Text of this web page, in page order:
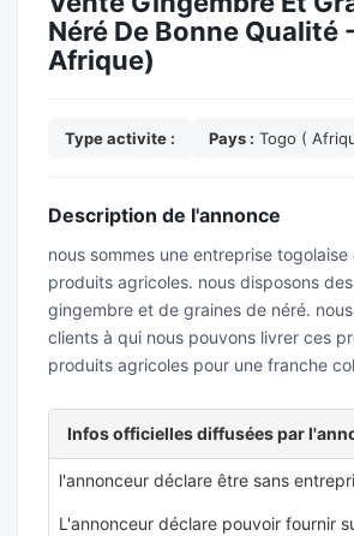
Néré De Bonne Qualité
Afrique)
Type activite : Pays : Togo (
Description de l'annonce
nous sommes une entreprise
produits agricoles. nous disposons
gingembre et de graines de néré.
clients à qui nous pouvons livrer ces
produits agricoles pour une franche
Infos officielles diffusées par
l'annonceur déclare être sans
L'annonceur déclare pouvoir fournir